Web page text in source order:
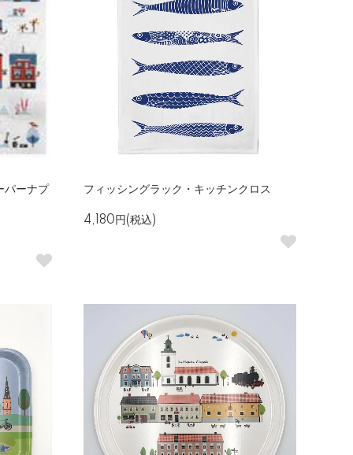
パーナプ フィッシングラック・キッチンクロス
4,180円(税込)